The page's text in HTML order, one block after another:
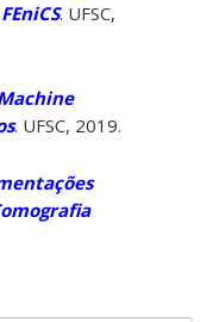
. UFSC,
. UFSC, 2019.